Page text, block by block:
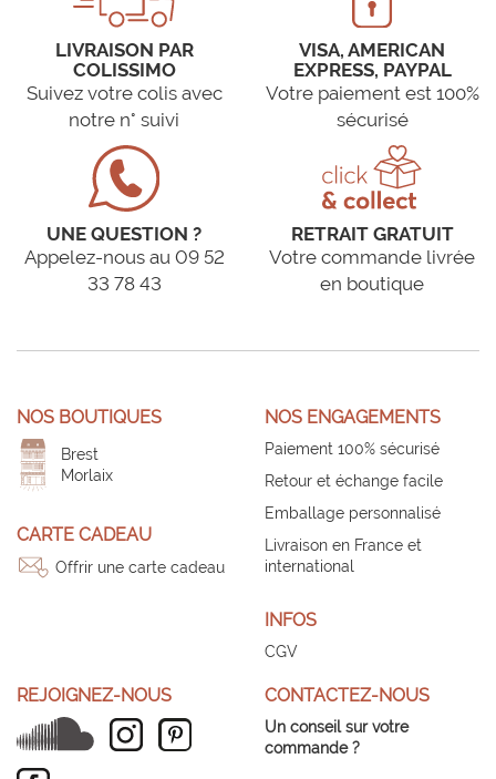
LIVRAISON PAR
COLISSIMO
Suivez votre colis avec
notre n° suivi
VISA, AMERICAN
EXPRESS, PAYPAL
Votre paiement est 100%
sécurisé
UNE QUESTION ?
Appelez-nous au 09 52
33 78 43
RETRAIT GRATUIT
Votre commande livrée
en boutique
NOS BOUTIQUES
Brest
Morlaix
CARTE CADEAU
Offrir une carte cadeau
NOS ENGAGEMENTS
Paiement 100% sécurisé
Retour et échange facile
Emballage personnalisé
Livraison en France et
international
INFOS
CGV
REJOIGNEZ-NOUS CONTACTEZ-NOUS
Un conseil sur votre
commande ?